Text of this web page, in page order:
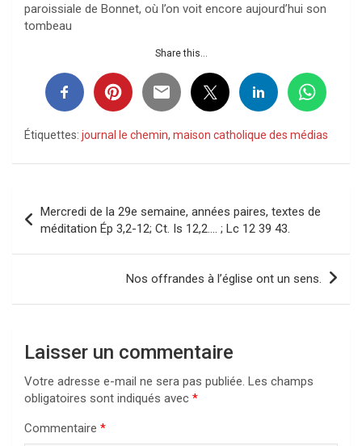
paroissiale de Bonnet, où l’on voit encore aujourd’hui son
tombeau
Share this...
Étiquettes: journal le chemin, maison catholique des médias
de
l’article
Mercredi de la 29e semaine, années paires, textes de
méditation Ép 3,2-12; Ct. Is 12,2…. ; Lc 12 39 43.
Nos offrandes à l’église ont un sens.
Laisser un commentaire
Votre adresse e-mail ne sera pas publiée. Les champs
obligatoires sont indiqués avec *
Commentaire *